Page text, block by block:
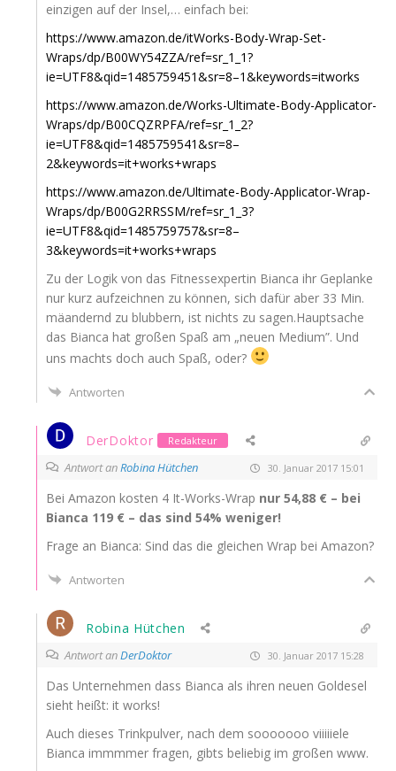
ein­zi­gen auf der Insel,… ein­fach bei:
https://www.amazon.de/itWorks-Body-Wrap-Set-
Wraps/dp/B00WY54ZZA/ref=sr_1_1?
ie=UTF8&qid=1485759451&sr=8–1&keywords=itworks
https://www.amazon.de/Works-Ultimate-Body-Applicator-
Wraps/dp/B00CQZRPFA/ref=sr_1_2?
ie=UTF8&qid=1485759541&sr=8–
2&keywords=it+works+wraps
https://www.amazon.de/Ultimate-Body-Applicator-Wrap-
Wraps/dp/B00G2RRSSM/ref=sr_1_3?
ie=UTF8&qid=1485759757&sr=8–
3&keywords=it+works+wraps
Zu der Logik von das Fit­ness­exper­tin Bian­ca ihr Geplan­ke
nur kurz auf­zeich­nen zu kön­nen, sich dafür aber 33 Min.
mäan­dernd zu blub­bern, ist nichts zu sagen.Hauptsache
das Bian­ca hat gro­ßen Spaß am „neu­en Medi­um”. Und
uns machts doch auch Spaß, oder?
Antworten
DerDoktor Redakteur
Antwort anRobina Hütchen 30. Januar 2017 15:01
Bei Ama­zon kos­ten 4 It-Works-Wrap nur 54,88 € – bei
Bian­ca 119 € – das sind 54% weniger!
Fra­ge an Bian­ca: Sind das die glei­chen Wrap bei Amazon?
Antworten
Robina Hütchen
Antwort anDerDoktor 30. Januar 2017 15:28
Das Unter­neh­men dass Bian­ca als ihren neu­en Gold­esel
sieht heißt: it works!
Auch die­ses Trink­pul­ver, nach dem sooooooo viiii­ie­le
Bian­ca immm­mer fra­gen, gibts belie­big im gro­ßen www.